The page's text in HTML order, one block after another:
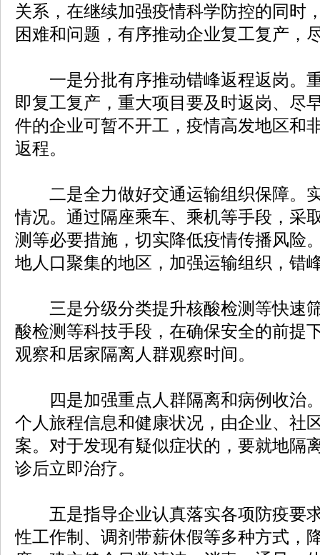
关系，在继续加强疫情科学防控的同时
困难和问题，有序推动企业复工复产，
一是分批有序推动错峰返程返岗。
即复工复产，重大项目要及时返岗、尽
件的企业可暂不开工，疫情高发地区和
返程。
二是全力做好交通运输组织保障。
情况。通过隔座乘车、乘机等手段，采
测等必要措施，切实降低疫情传播风险
地人口聚集的地区，加强运输组织，错
三是分级分类提升核酸检测等快速
酸检测等科技手段，在确保安全的前提
观察和居家隔离人群观察时间。
四是加强重点人群隔离和病例收治
个人旅程信息和健康状况，由企业、社
案。对于发现有疑似症状的，要就地隔
诊后立即治疗。
五是指导企业认真落实各项防疫要
性工作制、调剂带薪休假等多种方式，